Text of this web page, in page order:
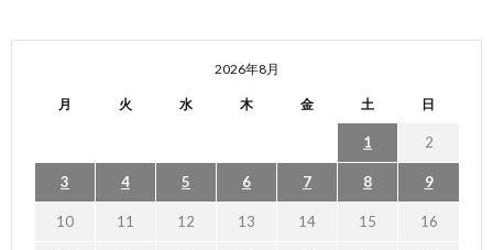
2026年8月
月 火 水 木 金 土 日
1 2
3 4 5 6 7 8 9
10 11 12 13 14 15 16